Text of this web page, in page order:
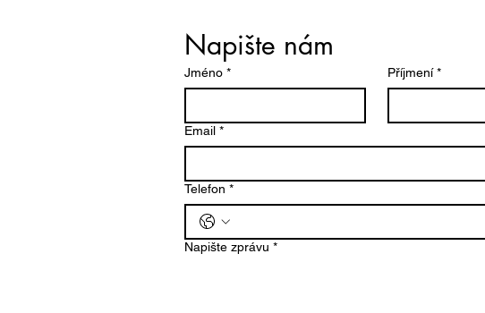
Napište nám
Jméno * Příjmení *
Email *
Telefon *
Napište zprávu *